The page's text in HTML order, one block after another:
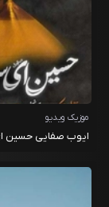
موزیک ویدیو
ایوب صفایی حسین